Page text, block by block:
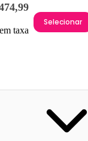
taxa
Selecionar